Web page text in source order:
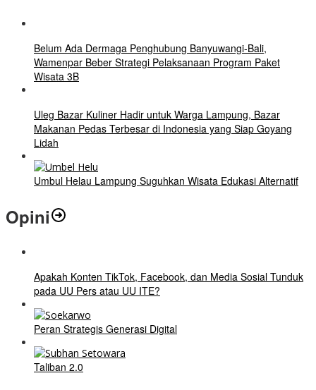
Belum Ada Dermaga Penghubung Banyuwangi-Bali,
Wamenpar Beber Strategi Pelaksanaan Program Paket
Wisata 3B
Uleg Bazar Kuliner Hadir untuk Warga Lampung, Bazar
Makanan Pedas Terbesar di Indonesia yang Siap Goyang
Lidah
Umbul Helau Lampung Suguhkan Wisata Edukasi Alternatif
Opini
Apakah Konten TikTok, Facebook, dan Media Sosial Tunduk
pada UU Pers atau UU ITE?
Peran Strategis Generasi Digital
Taliban 2.0